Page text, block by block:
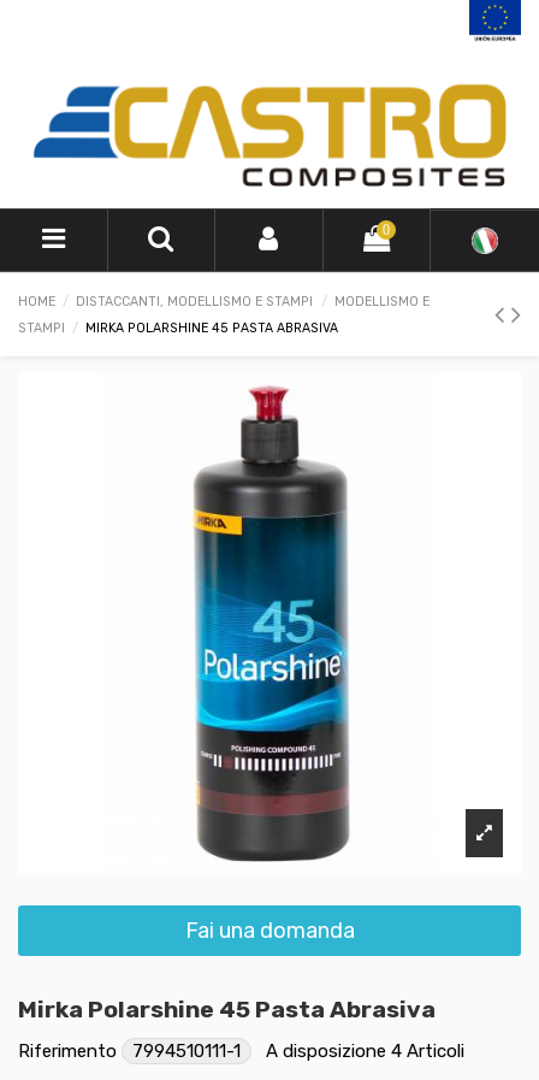
0
HOME DISTACCANTI, MODELLISMO E STAMPI
MODELLISMO E
STAMPI
MIRKA POLARSHINE 45 PASTA ABRASIVA
Fai una domanda
Mirka Polarshine 45 Pasta Abrasiva
Riferimento 7994510111-1 A disposizione 4 Articoli